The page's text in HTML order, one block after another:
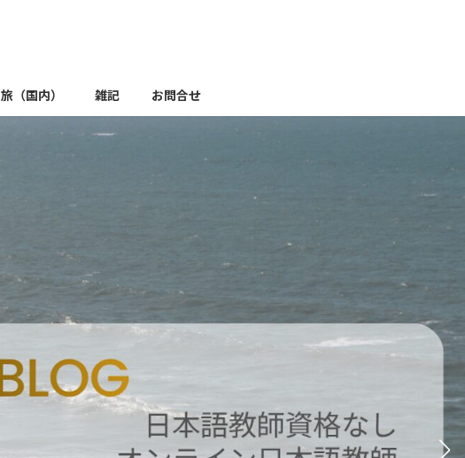
旅（国内） 雑記 お問合せ